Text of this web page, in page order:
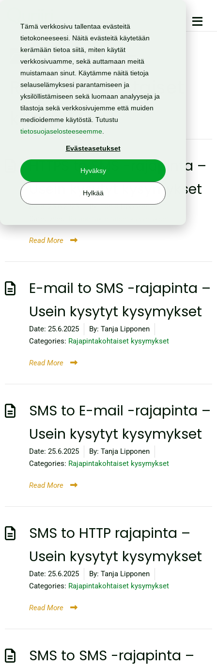
Tämä verkkosivu tallentaa evästeitä
tietokoneeseesi. Näitä evästeitä käytetään
kerämään tietoa siitä, miten käytät
verkkosivuamme, sekä auttamaan meitä
muistamaan sinut. Käytämme näitä tietoja
selauselämyksesi parantamiseen ja
yksilöllistämiseen sekä luomaan analyyseja ja
tilastoja sekä verkkosivujemme että muiden
medioidemme käytöstä. Tutustu
tietosuojaselosteeseemme
Evästeasetukset
Hyväksy
Hylkää
Category -
Rajapintakohtaiset
kysymykset
HTTPS to SMS -rajapinta –
Usein kysytyt kysymykset
Date: 25.6.2025 By:Tanja Lipponen
Read More
E-mail to SMS -rajapinta –
Usein kysytyt kysymykset
Date: 25.6.2025 By: Tanja Lipponen
Categories: Rajapintakohtaiset kysymykset
Read More
SMS to E-mail -rajapinta –
Usein kysytyt kysymykset
Date: 25.6.2025 By: Tanja Lipponen
Categories: Rajapintakohtaiset kysymykset
Read More
SMS to HTTP rajapinta –
Usein kysytyt kysymykset
Date: 25.6.2025 By: Tanja Lipponen
Categories: Rajapintakohtaiset kysymykset
Read More
SMS to SMS -rajapinta –